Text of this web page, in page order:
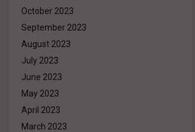
October 2023
September 2023
August 2023
July 2023
June 2023
May 2023
April 2023
March 2023